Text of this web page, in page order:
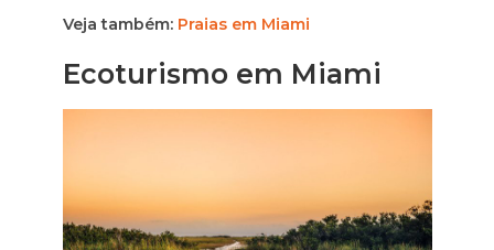
Veja também: Praias em Miami
Ecoturismo em Miami